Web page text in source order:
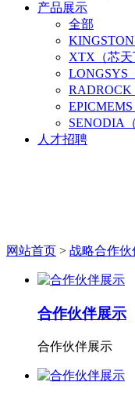
产品展示
全部
KINGSTON
XTX（芯天
LONGSYS
RADROCK
EPICMEMS
SENODIA
人才招聘
网站首页 > 战略合作伙
合作伙伴展示
合作伙伴展示